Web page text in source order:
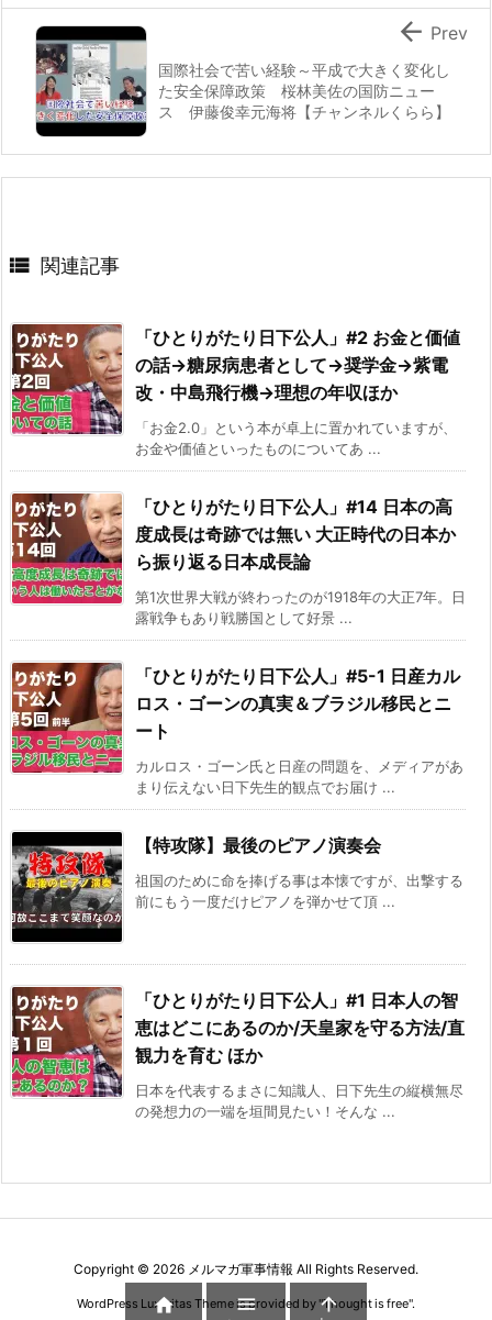
国際社会で苦い経験～平成で大きく変化し
た安全保障政策 桜林美佐の国防ニュー
ス 伊藤俊幸元海将【チャンネルくらら】
 Prev
 関連記事
「ひとりがたり日下公人」#2 お金と価値
の話→糖尿病患者として→奨学金→紫電
改・中島飛行機→理想の年収ほか
「お金2.0」という本が卓上に置かれていますが、
お金や価値といったものについてあ ...
「ひとりがたり日下公人」#14 日本の高
度成長は奇跡では無い 大正時代の日本か
ら振り返る日本成長論
第1次世界大戦が終わったのが1918年の大正7年。日
露戦争もあり戦勝国として好景 ...
「ひとりがたり日下公人」#5-1 日産カル
ロス・ゴーンの真実＆ブラジル移民とニ
ート
カルロス・ゴーン氏と日産の問題を、メディアがあ
まり伝えない日下先生的観点でお届け ...
【特攻隊】最後のピアノ演奏会
祖国のために命を捧げる事は本懐ですが、出撃する
前にもう一度だけピアノを弾かせて頂 ...
「ひとりがたり日下公人」#1 日本人の智
恵はどこにあるのか/天皇家を守る方法/直
観力を育む ほか
日本を代表するまさに知識人、日下先生の縦横無尽
の発想力の一端を垣間見たい！そんな ...
Copyright © 2026 メルマガ軍事情報 All Rights Reserved.
WordPress Luxeritas Theme is provided by "Thought is free".
  